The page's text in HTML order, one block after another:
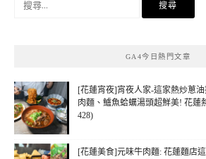
GA4今日熱門文章
[花蓮宵夜]宵夜人家-這家熱炒蔥
肉麵、鱸魚蛤蠣湯頭超鮮美! 花蓮
428)
[花蓮美食]元味牛肉麵: 花蓮麵店